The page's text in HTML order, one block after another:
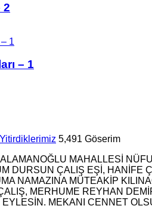
2
– 1
Yitirdiklerimiz 5,491 Göserim
MAHALLESİ
DURSUN ÇALIŞ EŞİ,
NAMAZINA MÜTEAKİP
MERHUME REYHAN
MEKANI CENNET